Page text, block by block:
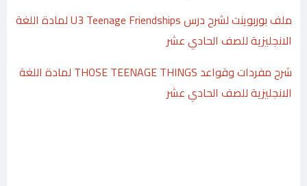
ملف بوربوينت لشرح درس U3 Teenage Friendships لمادة اللغة
الانجليزية للصف الحادي عشر
شرح مفردات وقواعد THOSE TEENAGE THINGS لمادة اللغة
الانجليزية للصف الحادي عشر